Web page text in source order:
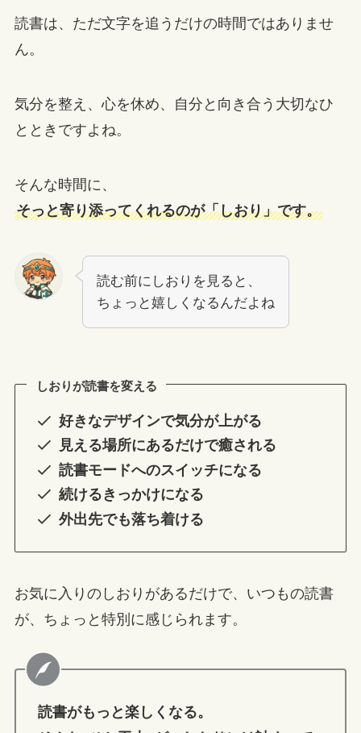
読書は、ただ文字を追うだけの時間ではありませ
ん。
気分を整え、心を休め、自分と向き合う大切なひ
とときですよね。
そんな時間に、
そっと寄り添ってくれるのが「しおり」です。
読む前にしおりを見ると、
ちょっと嬉しくなるんだよね
しおりが読書を変える
好きなデザインで気分が上がる
見える場所にあるだけで癒される
読書モードへのスイッチになる
続けるきっかけになる
外出先でも落ち着ける
お気に入りのしおりがあるだけで、いつもの読書
が、ちょっと特別に感じられます。
読書がもっと楽しくなる。